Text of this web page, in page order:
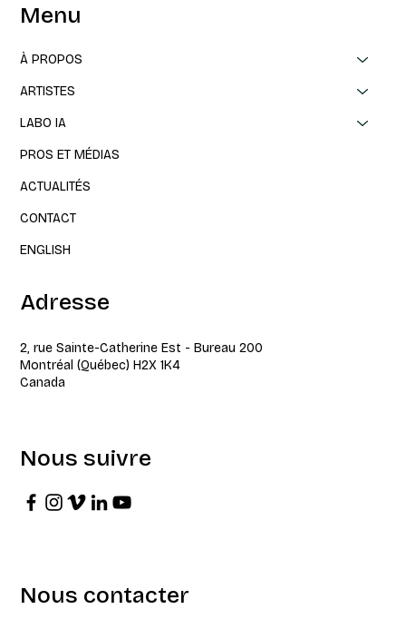
Menu
À PROPOS
ARTISTES
LABO IA
PROS ET MÉDIAS
ACTUALITÉS
CONTACT
ENGLISH
Adresse
2, rue Sainte-Catherine Est - Bureau 200
Montréal (Québec) H2X 1K4
Canada
Nous suivre
Nous contacter